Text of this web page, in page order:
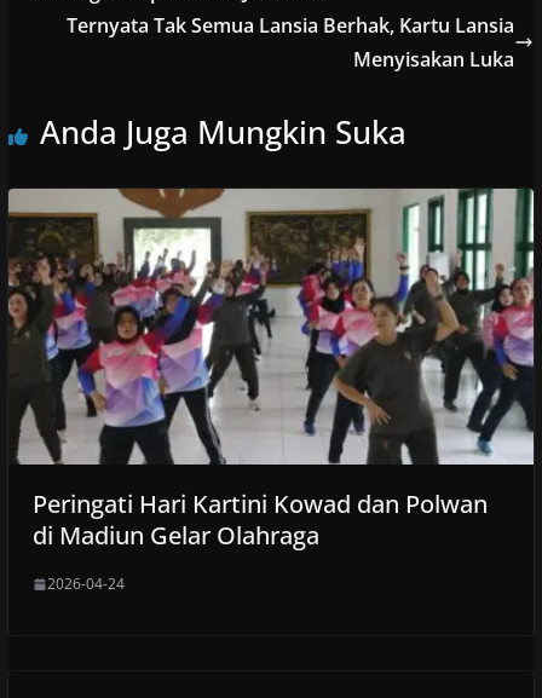
Ternyata Tak Semua Lansia Berhak, Kartu Lansia
Menyisakan Luka
Anda Juga Mungkin Suka
Peringati Hari Kartini Kowad dan Polwan
di Madiun Gelar Olahraga
2026-04-24